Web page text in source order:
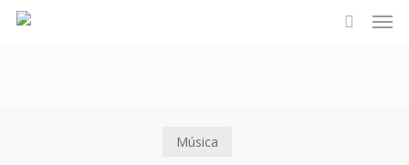
google.com, pub-1157132908734156, DIRECT, f08c47fec0942fa0
Skip
Música